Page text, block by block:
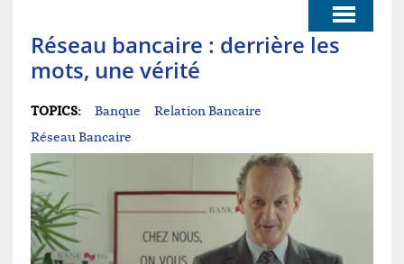
Réseau bancaire : derrière les
mots, une vérité
TOPICS: Banque
Relation Bancaire
Réseau Bancaire